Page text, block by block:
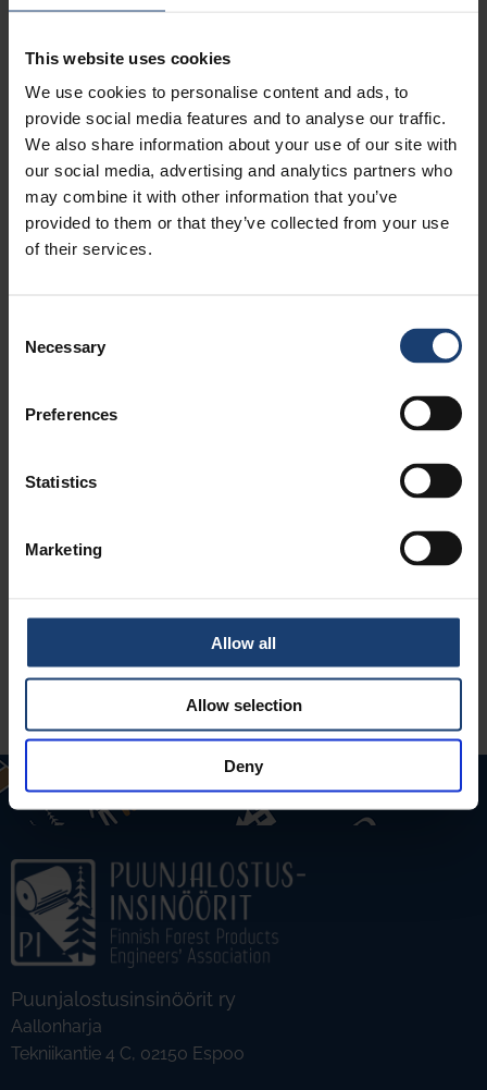
This website uses cookies
We use cookies to personalise content and ads, to
provide social media features and to analyse our traffic.
We also share information about your use of our site with
our social media, advertising and analytics partners who
may combine it with other information that you’ve
provided to them or that they’ve collected from your use
of their services.
Selection
Necessary
Preferences
Statistics
Marketing
Allow all
Allow selection
Deny
Yhtyneet Paperitehtaat
tutkimuskeskus
Current events
Puunjalostusinsinöörit ry
Aallonharja
Tekniikantie 4 C, 02150 Espoo